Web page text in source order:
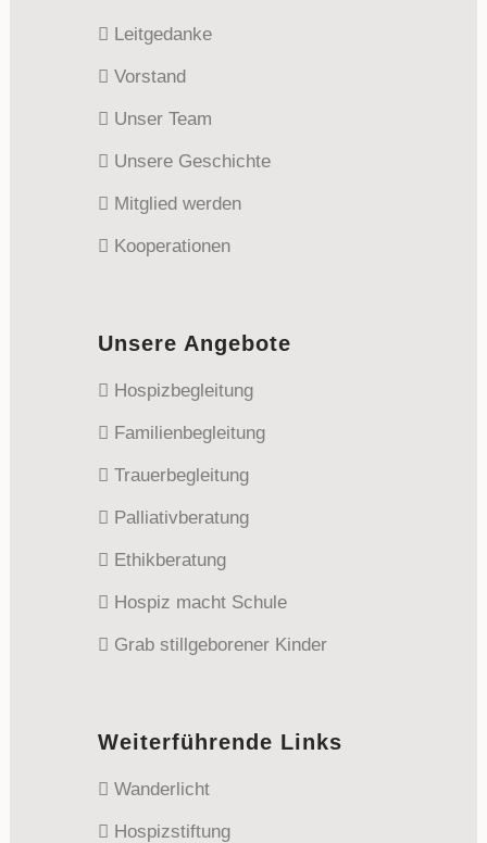
Leitgedanke
Vorstand
Unser Team
Unsere Geschichte
Mitglied werden
Kooperationen
Unsere Angebote
Hospizbegleitung
Familienbegleitung
Trauerbegleitung
Palliativberatung
Ethikberatung
Hospiz macht Schule
Grab stillgeborener Kinder
Weiterführende Links
Wanderlicht
Hospizstiftung